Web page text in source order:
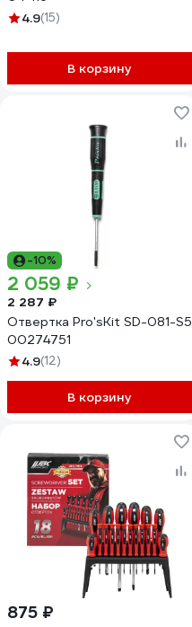
4.9(15)
В корзину
-10%
2 059 ₽
2 287 ₽
Отвертка Pro'sKit SD-081-S5
00274751
4.9(12)
В корзину
875 ₽